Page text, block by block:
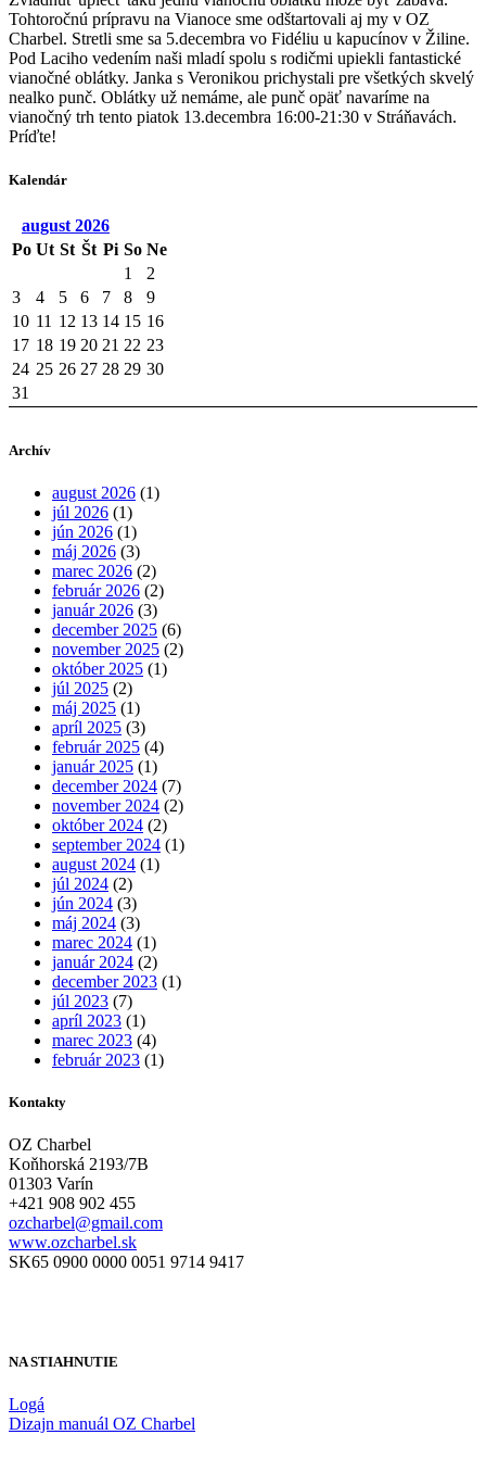
Tohtoročnú prípravu na Vianoce sme odštartovali aj my v OZ
Charbel. Stretli sme sa 5.decembra vo Fidéliu u kapucínov v Žiline.
Pod Laciho vedením naši mladí spolu s rodičmi upiekli fantastické
vianočné oblátky. Janka s Veronikou prichystali pre všetkých skvelý
nealko punč. Oblátky už nemáme, ale punč opäť navaríme na
vianočný trh tento piatok 13.decembra 16:00-21:30 v Stráňavách.
Príďte!
Kalendár
august 2026
Po Ut St Št Pi So Ne
1
2
3
4 5 6 7 8
9
10 11 12 13 14 15 16
17 18 19 20 21 22 23
24 25 26 27 28 29 30
31
Archív
august 2026 (1)
júl 2026 (1)
jún 2026 (1)
máj 2026 (3)
marec 2026 (2)
február 2026 (2)
január 2026 (3)
december 2025 (6)
november 2025 (2)
október 2025 (1)
júl 2025 (2)
máj 2025 (1)
apríl 2025 (3)
február 2025 (4)
január 2025 (1)
december 2024 (7)
november 2024 (2)
október 2024 (2)
september 2024 (1)
august 2024 (1)
júl 2024 (2)
jún 2024 (3)
máj 2024 (3)
marec 2024 (1)
január 2024 (2)
december 2023 (1)
júl 2023 (7)
apríl 2023 (1)
marec 2023 (4)
február 2023 (1)
Kontakty
OZ Charbel
Koňhorská 2193/7B
01303 Varín
+421 908 902 455
ozcharbel@gmail.com
www.ozcharbel.sk
SK65 0900 0000 0051 9714 9417
NA STIAHNUTIE
Logá
Dizajn manuál OZ Charbel